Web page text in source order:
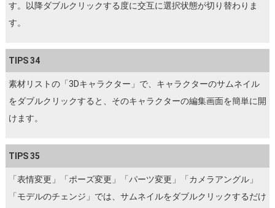
す。以降ダブルクリックする度に交互に選択状態が切り替わりま
す。
TIPS 34
素材リストの「3Dキャラクター」で、キャラクターのサムネイル
をダブルクリックすると、そのキャラクターの編集画面を簡単に開
けます。
TIPS 35
「表情変更」「ポーズ変更」「パーツ変更」「カメラアングル」
「モデルのチェンジ」では、サムネイルをダブルクリックするだけ